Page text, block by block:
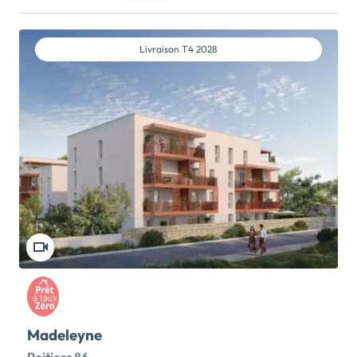
Route des Plaids à Nouaillé Maupertuis, charmante
commune connue pour sa célèbre Abbaye médiévale
et ses animations. Un cadre de vie pratique et familial
: écoles, stade, salle omnisports, commerces de
proximité (supérette, tabac, pharmacie, boulangerie,
ferme bio) et marché de producteurs chaque
vendredi. Tous les services médicaux sur place :
médecins, infirmiers, dentiste, ostéopathe, kiné pour
un confort de vie optimal. Une localisation idéale : à
10 min du C.H.U de Poitiers, 20 min du centre-ville,
avec desserte par les bus régionaux. Découvrez […]
Voir le programme immobilier neuf >>
Livraison T4 2028
Madeleyne